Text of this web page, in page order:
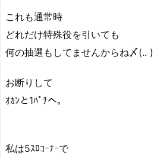
これも通常時
どれだけ特殊役を引いても
何の抽選もしてませんからね〆(.. )
お断りして
ｵｶﾝと1ﾊﾟﾁへ。
私は5ｽﾛｺｰﾅｰで